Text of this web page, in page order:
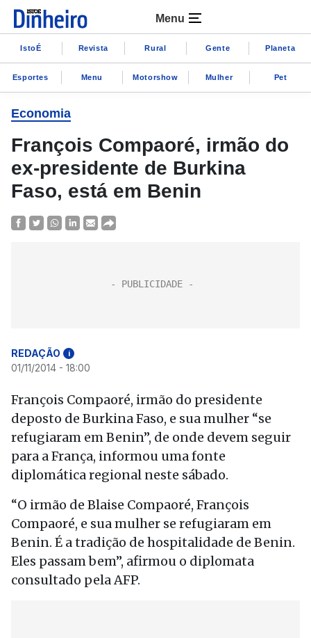
Menu
IstoÉ Revista Rural Gente Planeta
Esportes Menu Motorshow Mulher Pet
Economia
François Compaoré, irmão do
ex-presidente de Burkina
Faso, está em Benin
REDAÇÃO i
01/11/2014 - 18:00
François Compaoré, irmão do presidente
deposto de Burkina Faso, e sua mulher “se
refugiaram em Benin”, de onde devem seguir
para a França, informou uma fonte
diplomática regional neste sábado.
“O irmão de Blaise Compaoré, François
Compaoré, e sua mulher se refugiaram em
Benin. É a tradição de hospitalidade de Benin.
Eles passam bem”, afirmou o diplomata
consultado pela AFP.